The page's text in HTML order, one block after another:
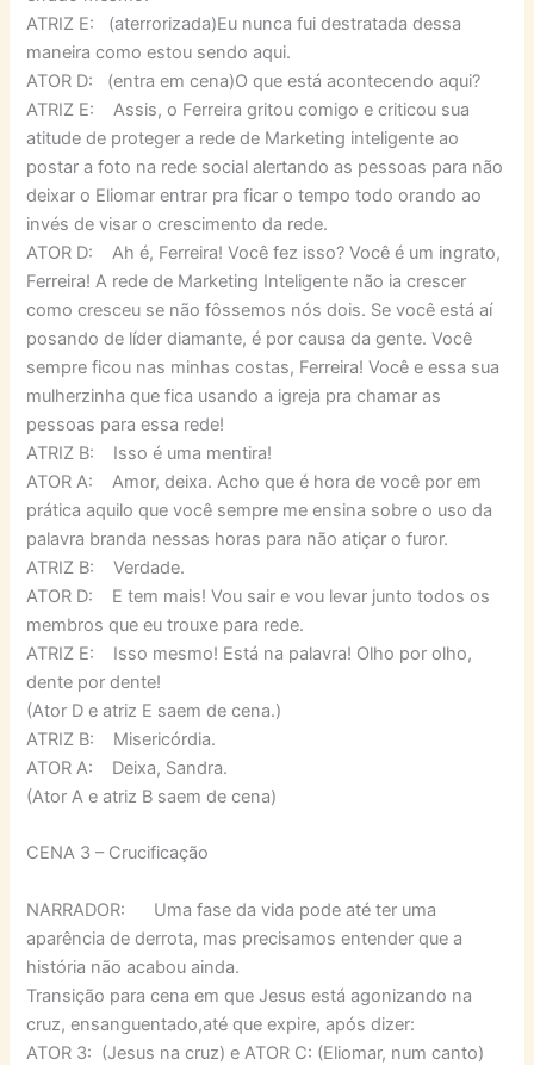
ATRIZ E: (aterrorizada)Eu nunca fui destratada dessa
maneira como estou sendo aqui.
ATOR D: (entra em cena)O que está acontecendo aqui?
ATRIZ E: Assis, o Ferreira gritou comigo e criticou sua
atitude de proteger a rede de Marketing inteligente ao
postar a foto na rede social alertando as pessoas para não
deixar o Eliomar entrar pra ficar o tempo todo orando ao
invés de visar o crescimento da rede.
ATOR D: Ah é, Ferreira! Você fez isso? Você é um ingrato,
Ferreira! A rede de Marketing Inteligente não ia crescer
como cresceu se não fôssemos nós dois. Se você está aí
posando de líder diamante, é por causa da gente. Você
sempre ficou nas minhas costas, Ferreira! Você e essa sua
mulherzinha que fica usando a igreja pra chamar as
pessoas para essa rede!
ATRIZ B: Isso é uma mentira!
ATOR A: Amor, deixa. Acho que é hora de você por em
prática aquilo que você sempre me ensina sobre o uso da
palavra branda nessas horas para não atiçar o furor.
ATRIZ B: Verdade.
ATOR D: E tem mais! Vou sair e vou levar junto todos os
membros que eu trouxe para rede.
ATRIZ E: Isso mesmo! Está na palavra! Olho por olho,
dente por dente!
(Ator D e atriz E saem de cena.)
ATRIZ B: Misericórdia.
ATOR A: Deixa, Sandra.
(Ator A e atriz B saem de cena)
CENA 3 – Crucificação
NARRADOR: Uma fase da vida pode até ter uma
aparência de derrota, mas precisamos entender que a
história não acabou ainda.
Transição para cena em que Jesus está agonizando na
cruz, ensanguentado,até que expire, após dizer:
ATOR 3: (Jesus na cruz) e ATOR C: (Eliomar, num canto)